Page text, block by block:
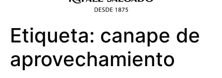
Etiqueta: canape de
aprovechamiento